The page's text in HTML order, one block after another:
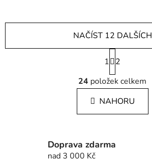
O
v
l
á
d
í
NAČÍST 12 DALŠÍCH
S
t
r
á
n
k
í
1
2
24 položek celkem
NAHORU
Doprava zdarma
nad 3 000 Kč